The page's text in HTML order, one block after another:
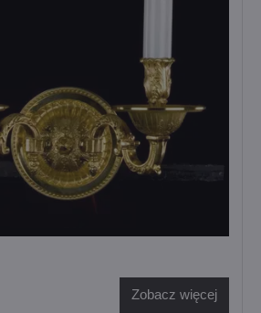
Zobacz więcej